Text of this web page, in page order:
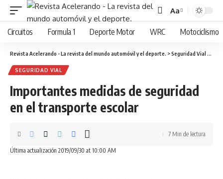
Cambiar
tamaño
fuente
Aa
Circuitos Formula 1 Deporte Motor WRC Motociclismo
Revista Acelerando - La revista del mundo automóvil y el deporte. >Seguridad Vial
SEGURIDAD VIAL
Importantes medidas de seguridad
en el transporte escolar
Última actualización 2019/09/30 at 10:00 AM
7 Min de lectura